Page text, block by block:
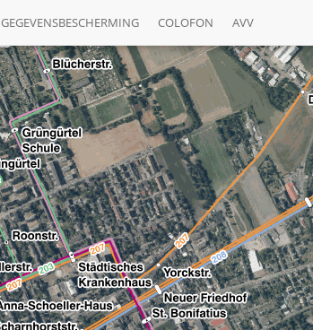
GEGEVENSBESCHERMING COLOFON AVV